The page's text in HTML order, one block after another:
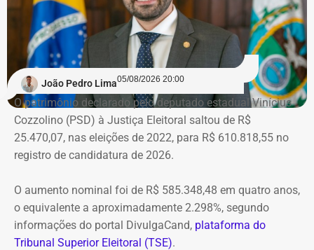
Na prática, a manifestação do
ministro extingue o processo
O próprio Nunes Marques havia concedido o habeas
corpus a Graciosa, citando o “excesso de prazo da
medida cautelar de afastamento do cargo”, uma vez que
ainda não havia, na ocasião, sentença condenatória no
processo em que Graciosa era réu no processo por
lavagem de dinheiro, que se arrastava desde 2021.
Mas a decisão, e a condenação, acabaram saindo cinco
meses depois.
Na prática, a manifestação do ministro extinguiu o
João Pedro Lima05/08/2026 20:00
O patrimônio declarado pelo deputado estadual Vinícius
Cozzolino (PSD) à Justiça Eleitoral saltou de R$
25.470,07, nas eleições de 2022, para R$ 610.818,55 no
registro de candidatura de 2026.
O aumento nominal foi de R$ 585.348,48 em quatro anos,
o equivalente a aproximadamente 2.298%, segundo
informações do portal DivulgaCand, plataforma do
Tribunal Superior Eleitoral (TSE).